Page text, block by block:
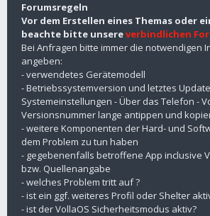
Forumsregeln
Vor dem Erstellen eines Themas oder
beachte bitte unsereverbindlichen
Bei Anfragen bitte immer die notwendigen
angeben:
- verwendetes Gerätemodell
- Betriebssystemversion und letztes
Systemeinstellungen - Über das Telefon -
Versionsnummer lange antippen und
- weitere Komponenten der Hard- und
dem Problem zu tun haben
- gegebenenfalls betroffene App inclusive
bzw. Quellenangabe
- welches Problem tritt auf ?
- ist ein ggf. weiteres Profil oder Shelter
- ist der VollaOS Sicherheitsmodus aktiv?